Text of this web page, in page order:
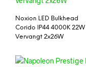
Noxion LED Bulkhead
Corido IP44 4000K 22W |
Vervangt 2x26W